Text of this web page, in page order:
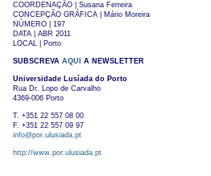
COORDENAÇÃO | Susana Ferreira
CONCEPÇÃO GRÁFICA | Mário Moreira
NÚMERO | 197
DATA | ABR 2011
LOCAL | Porto
SUBSCREVA AQUI A NEWSLETTER
Universidade Lusíada do Porto
Rua Dr. Lopo de Carvalho
4369-006 Porto
T. +351 22 557 08 00
F. +351 22 557 09 97
info@por.ulusiada.pt
http://www.por.ulusiada.pt